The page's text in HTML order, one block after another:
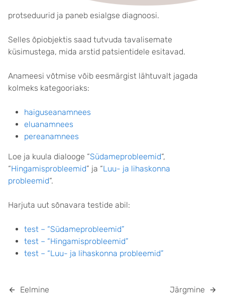
protseduurid ja paneb esialgse diagnoosi.
Selles õpiobjektis saad tutvuda tavalisemate
küsimustega, mida arstid patsientidele esitavad.
Anameesi võtmise võib eesmärgist lähtuvalt jagada
kolmeks kategooriaks:
haiguseanamnees
eluanamnees
pereanamnees
Loe ja kuula dialooge “Südameprobleemid“,
“Hingamisprobleemid” ja “Luu- ja lihaskonna
probleemid“.
Harjuta uut sõnavara testide abil:
test – “Südameprobleemid”
test – “Hingamisprobleemid”
test – “Luu- ja lihaskonna probleemid”
Eelmine Järgmine